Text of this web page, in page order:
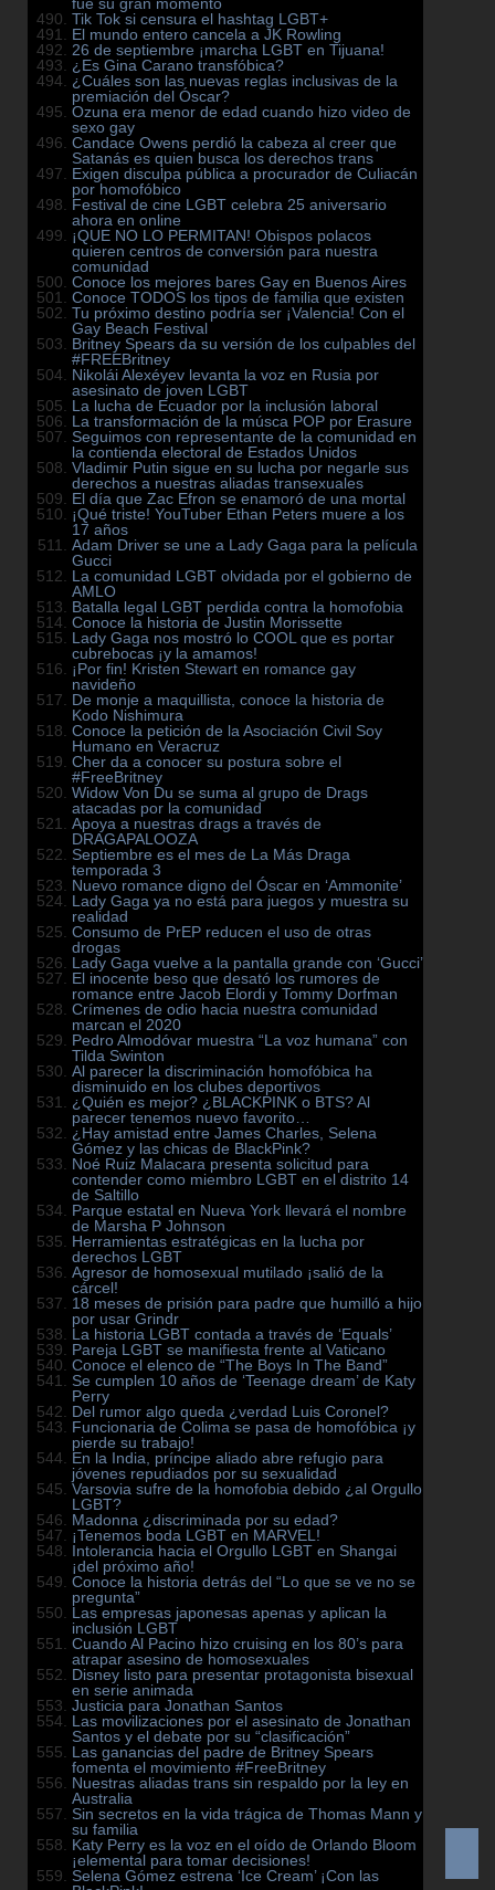
fue su gran momento
Tik Tok si censura el hashtag LGBT+
El mundo entero cancela a JK Rowling
26 de septiembre ¡marcha LGBT en Tijuana!
¿Es Gina Carano transfóbica?
¿Cuáles son las nuevas reglas inclusivas de la
premiación del Óscar?
Ozuna era menor de edad cuando hizo video de
sexo gay
Candace Owens perdió la cabeza al creer que
Satanás es quien busca los derechos trans
Exigen disculpa pública a procurador de Culiacán
por homofóbico
Festival de cine LGBT celebra 25 aniversario
ahora en online
¡QUE NO LO PERMITAN! Obispos polacos
quieren centros de conversión para nuestra
comunidad
Conoce los mejores bares Gay en Buenos Aires
Conoce TODOS los tipos de familia que existen
Tu próximo destino podría ser ¡Valencia! Con el
Gay Beach Festival
Britney Spears da su versión de los culpables del
#FREEBritney
Nikolái Alexéyev levanta la voz en Rusia por
asesinato de joven LGBT
La lucha de Ecuador por la inclusión laboral
La transformación de la músca POP por Erasure
Seguimos con representante de la comunidad en
la contienda electoral de Estados Unidos
Vladimir Putin sigue en su lucha por negarle sus
derechos a nuestras aliadas transexuales
El día que Zac Efron se enamoró de una mortal
¡Qué triste! YouTuber Ethan Peters muere a los
17 años
Adam Driver se une a Lady Gaga para la película
Gucci
La comunidad LGBT olvidada por el gobierno de
AMLO
Batalla legal LGBT perdida contra la homofobia
Conoce la historia de Justin Morissette
Lady Gaga nos mostró lo COOL que es portar
cubrebocas ¡y la amamos!
¡Por fin! Kristen Stewart en romance gay
navideño
De monje a maquillista, conoce la historia de
Kodo Nishimura
Conoce la petición de la Asociación Civil Soy
Humano en Veracruz
Cher da a conocer su postura sobre el
#FreeBritney
Widow Von Du se suma al grupo de Drags
atacadas por la comunidad
Apoya a nuestras drags a través de
DRAGAPALOOZA
Septiembre es el mes de La Más Draga
temporada 3
Nuevo romance digno del Óscar en ‘Ammonite’
Lady Gaga ya no está para juegos y muestra su
realidad
Consumo de PrEP reducen el uso de otras
drogas
Lady Gaga vuelve a la pantalla grande con ‘Gucci’
El inocente beso que desató los rumores de
romance entre Jacob Elordi y Tommy Dorfman
Crímenes de odio hacia nuestra comunidad
marcan el 2020
Pedro Almodóvar muestra “La voz humana” con
Tilda Swinton
Al parecer la discriminación homofóbica ha
disminuido en los clubes deportivos
¿Quién es mejor? ¿BLACKPINK o BTS? Al
parecer tenemos nuevo favorito…
¿Hay amistad entre James Charles, Selena
Gómez y las chicas de BlackPink?
Noé Ruiz Malacara presenta solicitud para
contender como miembro LGBT en el distrito 14
de Saltillo
Parque estatal en Nueva York llevará el nombre
de Marsha P Johnson
Herramientas estratégicas en la lucha por
derechos LGBT
Agresor de homosexual mutilado ¡salió de la
cárcel!
18 meses de prisión para padre que humilló a hijo
por usar Grindr
La historia LGBT contada a través de ‘Equals’
Pareja LGBT se manifiesta frente al Vaticano
Conoce el elenco de “The Boys In The Band”
Se cumplen 10 años de ‘Teenage dream’ de Katy
Perry
Del rumor algo queda ¿verdad Luis Coronel?
Funcionaria de Colima se pasa de homofóbica ¡y
pierde su trabajo!
En la India, príncipe aliado abre refugio para
jóvenes repudiados por su sexualidad
Varsovia sufre de la homofobia debido ¿al Orgullo
LGBT?
Madonna ¿discriminada por su edad?
¡Tenemos boda LGBT en MARVEL!
Intolerancia hacia el Orgullo LGBT en Shangai
¡del próximo año!
Conoce la historia detrás del “Lo que se ve no se
pregunta”
Las empresas japonesas apenas y aplican la
inclusión LGBT
Cuando Al Pacino hizo cruising en los 80’s para
atrapar asesino de homosexuales
Disney listo para presentar protagonista bisexual
en serie animada
Justicia para Jonathan Santos
Las movilizaciones por el asesinato de Jonathan
Santos y el debate por su “clasificación”
Las ganancias del padre de Britney Spears
fomenta el movimiento #FreeBritney
Nuestras aliadas trans sin respaldo por la ley en
Australia
Sin secretos en la vida trágica de Thomas Mann y
su familia
Katy Perry es la voz en el oído de Orlando Bloom
¡elemental para tomar decisiones!
Selena Gómez estrena ‘Ice Cream’ ¡Con las